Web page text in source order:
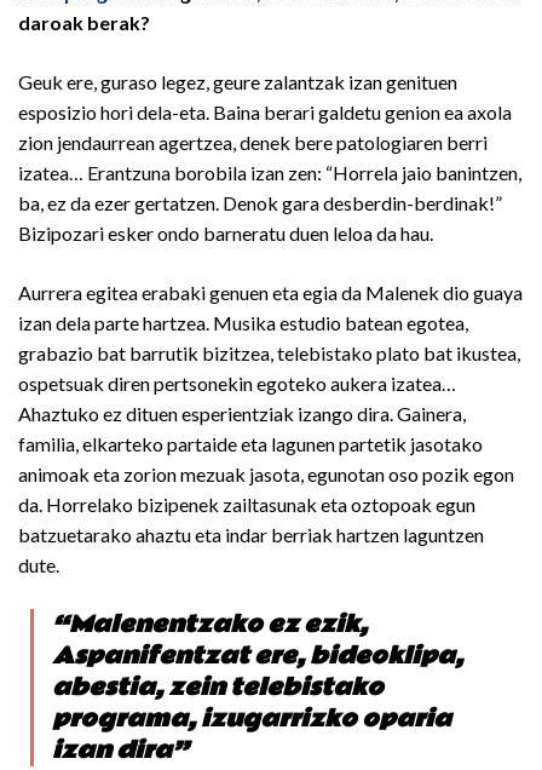
daroak berak?
Geuk ere, guraso legez, geure zalantzak izan genituen
esposizio hori dela-eta. Baina berari galdetu genion ea axola
zion jendaurrean agertzea, denek bere patologiaren berri
izatea… Erantzuna borobila izan zen: “Horrela jaio banintzen,
ba, ez da ezer gertatzen. Denok gara desberdin-berdinak!”
Bizipozari esker ondo barneratu duen leloa da hau.
Aurrera egitea erabaki genuen eta egia da Malenek dio guaya
izan dela parte hartzea. Musika estudio batean egotea,
grabazio bat barrutik bizitzea, telebistako plato bat ikustea,
ospetsuak diren pertsonekin egoteko aukera izatea…
Ahaztuko ez dituen esperientziak izango dira. Gainera,
familia, elkarteko partaide eta lagunen partetik jasotako
animoak eta zorion mezuak jasota, egunotan oso pozik egon
da. Horrelako bizipenek zailtasunak eta oztopoak egun
batzuetarako ahaztu eta indar berriak hartzen laguntzen
dute.
“Malenentzako ez ezik,
Aspanifentzat ere, bideoklipa,
abestia, zein telebistako
programa, izugarrizko oparia
izan dira”